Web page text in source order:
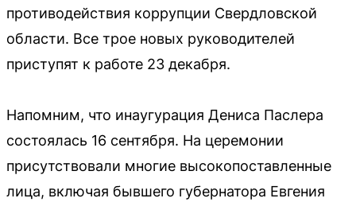
противодействия коррупции Свердловской
области. Все трое новых руководителей
приступят к работе 23 декабря.
Напомним, что инаугурация Дениса Паслера
состоялась 16 сентября. На церемонии
присутствовали многие высокопоставленные
лица, включая бывшего губернатора Евгения